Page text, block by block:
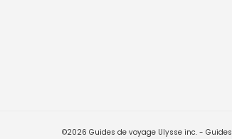
©2026 Guides de voyage Ulysse inc. -